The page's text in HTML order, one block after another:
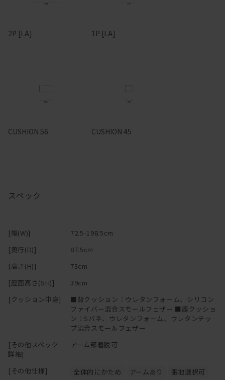
2P [LA] 1P [LA]
CUSHION 56 CUSHION 45
スペック
[幅(W)]
72.5-198.5cm
[奥行(D)]
87.5cm
[高さ(H)]
73cm
[座面高さ(SH)]
39cm
[クッション中身]
■背クッション：ウレタンフォーム、シリコン
ファイバー混合スモールフェザー ■座クッショ
ン：Sバネ、ウレタンフォーム、ウレタンチッ
プ混合スモールフェザー
[その他スペック
詳細]
アーム部着脱可
[その他仕様] 全体的にかため アームあり
張地選択可